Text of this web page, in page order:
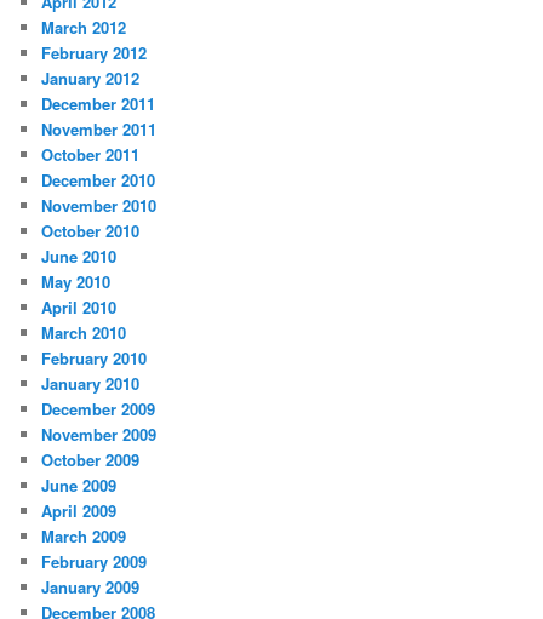
March 2012
February 2012
January 2012
December 2011
November 2011
October 2011
December 2010
November 2010
October 2010
June 2010
May 2010
April 2010
March 2010
February 2010
January 2010
December 2009
November 2009
October 2009
June 2009
April 2009
March 2009
February 2009
January 2009
December 2008